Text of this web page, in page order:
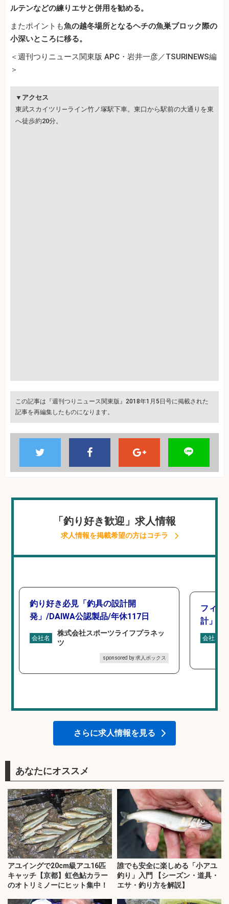
ルテンなどの練りエサと併用を勧める。
またポイントも魚の越冬場所となるヘチの魚巣ブロック際の
小深いところに移る。
＜週刊つりニュース関東版 APC・岩井一彦／TSURINEWS編
＞
▼アクセス
東武スカイツリ―ライン竹ノ塚駅下車。東口から駅前の大通りを東
へ徒歩約20分。
この記事は『週刊つりニュース関東版』2018年1月5日号に掲載された
記事を再編集したものになります。
「釣り好き歓迎」求人情報
求人情報を掲載希望の方はコチラ
釣り好き必見「釣具の設計開
発」/DAIWA公認製品/年休117日
会社名
株式会社スポーツライフプラネッ
ツ
sponsored by 求人ボックス
フィッ
計」
会社名
さらに求人情報を見る
あなたにオススメ
アユイングで20cm級アユ16匹
キャッチ【京都】虹色鮎カラー
のオトリミノーにヒット集中！
誰でも安全に楽しめる「小アユ
釣り」入門 【シーズン・道具・
エサ・釣り方を解説】